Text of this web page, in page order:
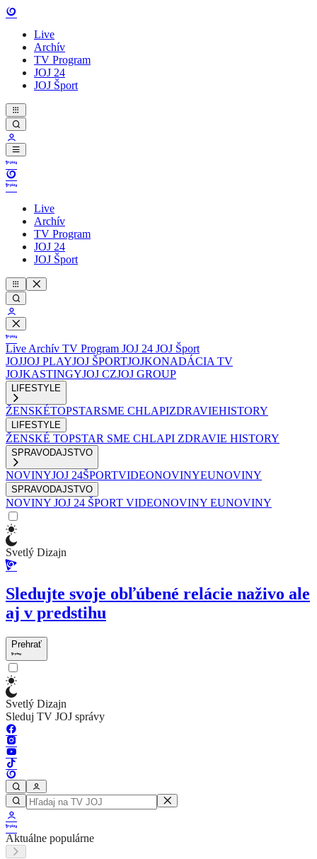
Live
Archív
TV Program
JOJ 24
JOJ Šport
Live
Archív
TV Program
JOJ 24
JOJ Šport
Live Archív TV Program JOJ 24 JOJ Šport
JOJJOJ PLAYJOJ ŠPORTJOJKONADÁCIA TV
JOJKASTINGYJOJ CZJOJ GROUP
LIFESTYLE
ŽENSKÉTOPSTARSME CHLAPIZDRAVIEHISTORY
LIFESTYLE
ŽENSKÉ TOPSTAR SME CHLAPI ZDRAVIE HISTORY
SPRAVODAJSTVO
NOVINYJOJ 24ŠPORTVIDEONOVINYEUNOVINY
SPRAVODAJSTVO
NOVINY JOJ 24 ŠPORT VIDEONOVINY EUNOVINY
Svetlý Dizajn
Sledujte svoje obľúbené relácie naživo ale
aj v predstihu
Prehrať
Svetlý Dizajn
Sleduj TV JOJ správy
Aktuálne populárne